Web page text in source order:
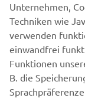
Unternehmen,
Techniken wie
verwenden
einwandfrei
Funktionen
B. die